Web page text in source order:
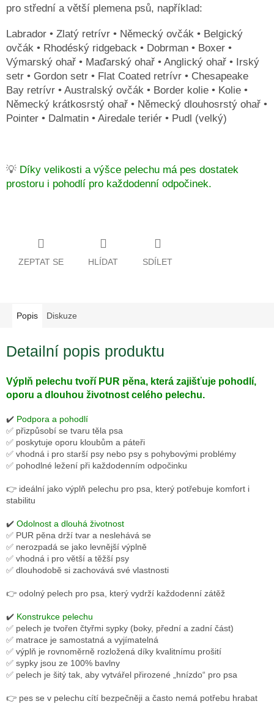
pro střední a větší plemena psů, například:
Labrador • Zlatý retrívr • Německý ovčák • Belgický
ovčák • Rhodéský ridgeback • Dobrman • Boxer •
Výmarský ohař • Maďarský ohař • Anglický ohař • Irský
setr • Gordon setr • Flat Coated retrívr • Chesapeake
Bay retrívr • Australský ovčák • Border kolie • Kolie •
Německý krátkosrstý ohař • Německý dlouhosrstý ohař •
Pointer • Dalmatin • Airedale teriér • Pudl (velký)
💡 Díky velikosti a výšce pelechu má pes dostatek
prostoru i pohodlí pro každodenní odpočinek.
ZEPTAT SE HLÍDAT SDÍLET
Popis Diskuze
Detailní popis produktu
Výplň pelechu tvoří PUR pěna, která zajišťuje pohodlí,
oporu a dlouhou životnost celého pelechu.
✔️ Podpora a pohodlí
✅ přizpůsobí se tvaru těla psa
✅ poskytuje oporu kloubům a páteři
✅ vhodná i pro starší psy nebo psy s pohybovými problémy
✅ pohodlné ležení při každodenním odpočinku
👉 ideální jako výplň pelechu pro psa, který potřebuje komfort i
stabilitu
✔️ Odolnost a dlouhá životnost
✅ PUR pěna drží tvar a neslehává se
✅ nerozpadá se jako levnější výplně
✅ vhodná i pro větší a těžší psy
✅ dlouhodobě si zachovává své vlastnosti
👉 odolný pelech pro psa, který vydrží každodenní zátěž
✔️ Konstrukce pelechu
✅ pelech je tvořen čtyřmi sypky (boky, přední a zadní část)
✅ matrace je samostatná a vyjímatelná
✅ výplň je rovnoměrně rozložená díky kvalitnímu prošití
✅ sypky jsou ze 100% bavlny
✅ pelech je šitý tak, aby vytvářel přirozené „hnízdo“ pro psa
👉 pes se v pelechu cítí bezpečněji a často nemá potřebu hrabat